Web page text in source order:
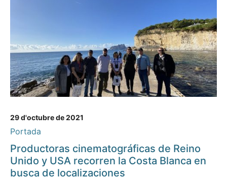
29 d'octubre de 2021
Portada
Productoras cinematográficas de Reino
Unido y USA recorren la Costa Blanca en
busca de localizaciones